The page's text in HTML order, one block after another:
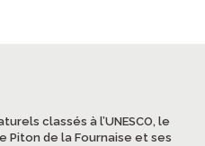
classés à l’UNESCO, le
Piton de la Fournaise et ses